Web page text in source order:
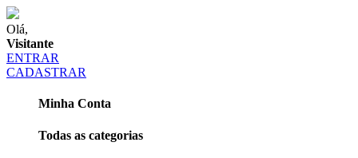
Olá,
Visitante
ENTRAR
CADASTRAR
Minha Conta
Todas as categorias